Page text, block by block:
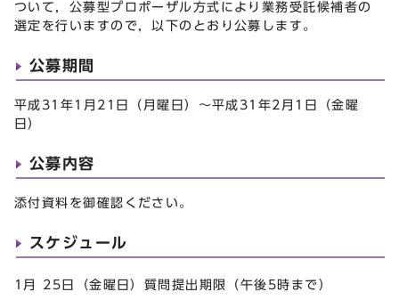
ついて，公募型プロポーザル方式により業務受託候補者の
選定を行いますので，以下のとおり公募します。
公募期間
平成31年1月21日（月曜日）～平成31年2月1日（金曜
日）
公募内容
添付資料を御確認ください。
スケジュール
1月 25日（金曜日）質問提出期限（午後5時まで）